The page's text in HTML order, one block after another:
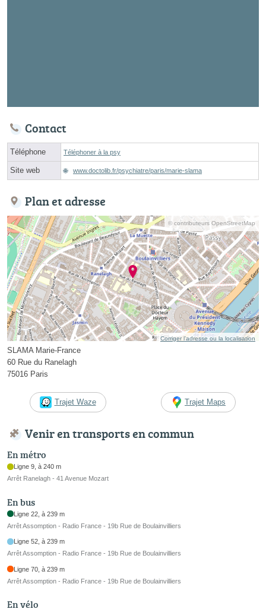
Contact
Téléphone Téléphoner à la psy
Site web www.doctolib.fr/psychiatre/paris/marie-slama
Plan et adresse
© contributeurs OpenStreetMap
Corriger l’adresse ou la localisation
SLAMA Marie-France
60 Rue du Ranelagh
75016 Paris
Trajet Waze Trajet Maps
Venir en transports en commun
En métro
Ligne 9, à 240 m
Arrêt Ranelagh - 41 Avenue Mozart
En bus
Ligne 22, à 239 m
Arrêt Assomption - Radio France - 19b Rue de Boulainvilliers
Ligne 52, à 239 m
Arrêt Assomption - Radio France - 19b Rue de Boulainvilliers
Ligne 70, à 239 m
Arrêt Assomption - Radio France - 19b Rue de Boulainvilliers
En vélo